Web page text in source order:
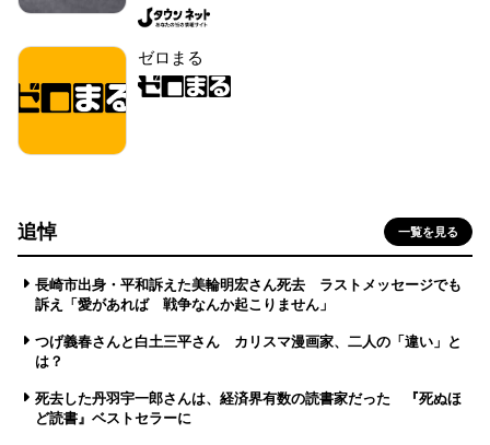
ゼロまる
追悼 一覧を見る
長崎市出身・平和訴えた美輪明宏さん死去 ラストメッセージでも
訴え「愛があれば 戦争なんか起こりません」
つげ義春さんと白土三平さん カリスマ漫画家、二人の「違い」と
は？
死去した丹羽宇一郎さんは、経済界有数の読書家だった 『死ぬほ
ど読書』ベストセラーに